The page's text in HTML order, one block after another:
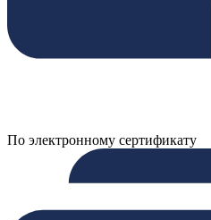
По электронному сертификату